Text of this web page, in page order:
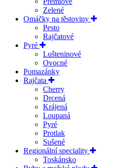
Zelené
Omáčky na těstoviny
Pesto
Rajčatové
Pyré
Lušteninové
Ovocné
Pomazánky
Rajčata
Cherry
Drcená
Krájená
Loupaná
Pyré
Protlak
Sušené
Regionální speciality
Toskánsko